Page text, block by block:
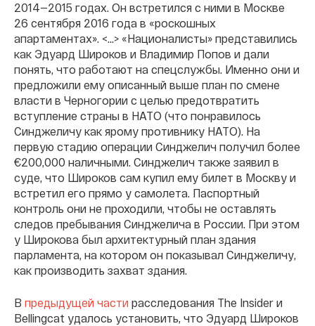
2014—2015 годах. Он встретился с ними в Москве
26 сентября 2016 года в «роскошных
апартаментах». <…> «Националисты» представились
как Эдуард Широков и Владимир Попов и дали
понять, что работают на спецслужбы. Именно они и
предложили ему описанный выше план по смене
власти в Черногории с целью предотвратить
вступление страны в НАТО (что понравилось
Синджеличу как ярому противнику НАТО). На
первую стадию операции Синджелич получил более
€200,000 наличными. Синджелич также заявил в
суде, что Широков сам купил ему билет в Москву и
встретил его прямо у самолета. Паспортный
контроль они не проходили, чтобы не оставлять
следов пребывания Синджелича в России. При этом
у Широкова был архитектурный план здания
парламента, на котором он показывал Синджеличу,
как производить захват здания.
В предыдущей части расследования The Insider и
Bellingcat удалось установить, что Эдуард Широков